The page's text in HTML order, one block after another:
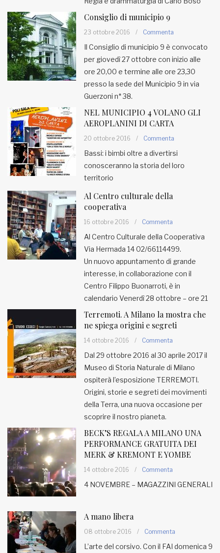
Consiglio di municipio 9
23 ottobre 2016 / Commenta
Il Consiglio di municipio 9 è convocato
per giovedì 27 ottobre con inizio alle
ore 20,00 e termine alle ore 23,30
presso la sede del Municipio 9 in via
Guerzoni n* 38.
NEL MUNICIPIO 4 VOLANO GLI
AEROPLANINI DI CARTA
20 ottobre 2016 / Commenta
Bassi: i bimbi oltre a divertirsi
conosceranno la storia del loro
territorio
Al Centro culturale della
cooperativa
16 ottobre 2016 / Commenta
Al Centro Culturale della Cooperativa
Via Hermada 14 02/66114499.
Un nuovo appuntamento di grande
interesse, in collaborazione con il
Centro Filippo Buonarroti, è in
calendario Venerdì 28 ottobre – ore 21
Terremoti. A Milano la mostra che
ne spiega origini e segreti
14 ottobre 2016 / Commenta
Dal 29 ottobre 2016 al 30 aprile 2017 il
Museo di Storia Naturale di Milano
ospiterà l’esposizione TERREMOTI.
Origini, storie e segreti dei movimenti
della Terra, una nuova occasione per
scoprire il nostro pianeta.
BECK’S REGALA A MILANO UNA
PERFORMANCE GRATUITA DEI
MERK & KREMONT E YOMBE
14 ottobre 2016 / Commenta
4 NOVEMBRE – MAGAZZINI GENERALI
A mano libera
08 ottobre 2016 / Commenta
L’arte del corsivo. Con il FAI domenica 9